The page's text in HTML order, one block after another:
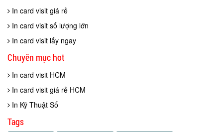
In card visit giá rẻ
In card visit số lượng lớn
In card visit lấy ngay
Chuyên mục hot
In card visit HCM
In card visit giá rẻ HCM
In Kỹ Thuật Số
Tags